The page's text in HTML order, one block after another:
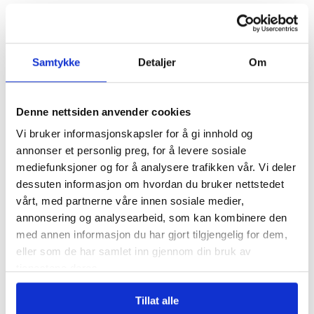
Samtykke Detaljer Om
Denne nettsiden anvender cookies
Vi bruker informasjonskapsler for å gi innhold og
annonser et personlig preg, for å levere sosiale
mediefunksjoner og for å analysere trafikken vår. Vi deler
dessuten informasjon om hvordan du bruker nettstedet
vårt, med partnerne våre innen sosiale medier,
annonsering og analysearbeid, som kan kombinere den
med annen informasjon du har gjort tilgjengelig for dem,
eller som de har samlet inn gjennom din bruk av
Tillat alle
venne seg til en ny ledelse, som skal
bygge tillit på nytt og samtidig sette seg
inn i nye busser og nye ruter. Det tar
gjerne et halvt års tid, sier hun.
Kommer til å følge med
Når et flertall i bystyret vil bli kvitt det
offentlig eide selskapet, så er det tid for å
følge med – uansett hvor usannsynlig et
salg ser ut i dag.
– Det er et faresignal, sier Sauge.